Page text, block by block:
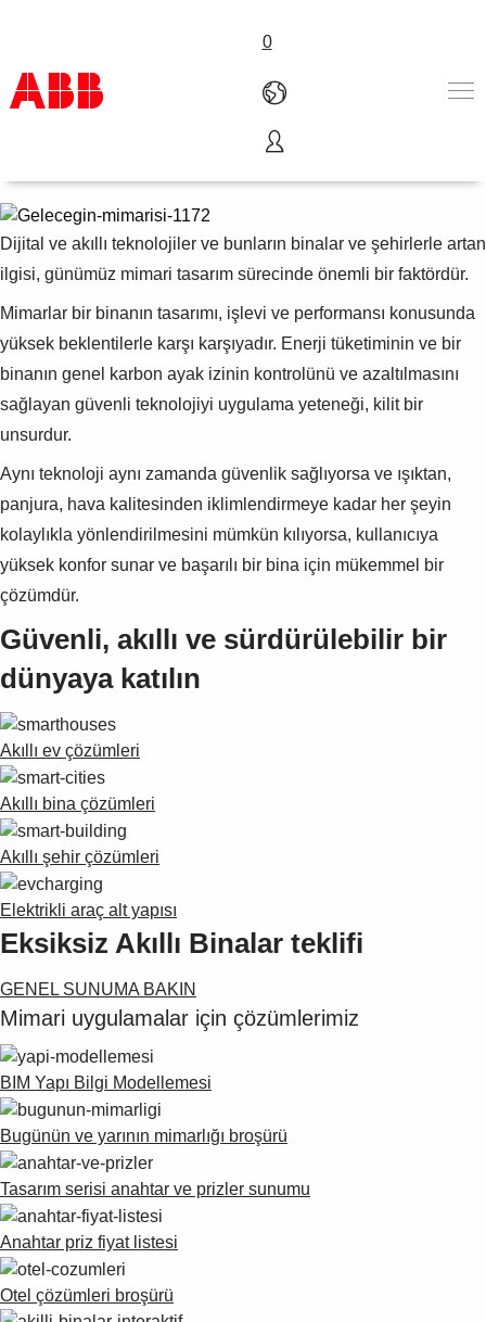
0
Ürünler ve Çözümler
Endüstriler
Satış noktaları
Bize ulaşın
Kariyer
Suggestions
Products
See more products
Shopping list preview
0
Geleceğin mimarisi
Dijital ve akıllı teknolojiler ve bunların binalar ve şehirlerle artan
ilgisi, günümüz mimari tasarım sürecinde önemli bir faktördür.
Mimarlar bir binanın tasarımı, işlevi ve performansı konusunda
yüksek beklentilerle karşı karşıyadır. Enerji tüketiminin ve bir
binanın genel karbon ayak izinin kontrolünü ve azaltılmasını
sağlayan güvenli teknolojiyi uygulama yeteneği, kilit bir
unsurdur.
Aynı teknoloji aynı zamanda güvenlik sağlıyorsa ve ışıktan,
panjura, hava kalitesinden iklimlendirmeye kadar her şeyin
kolaylıkla yönlendirilmesini mümkün kılıyorsa, kullanıcıya
yüksek konfor sunar ve başarılı bir bina için mükemmel bir
çözümdür.
Güvenli, akıllı ve sürdürülebilir bir
dünyaya katılın
Akıllı ev çözümleri
Akıllı bina çözümleri
Akıllı şehir çözümleri
Elektrikli araç alt yapısı
Eksiksiz Akıllı Binalar teklifi
GENEL SUNUMA BAKIN
Mimari uygulamalar için çözümlerimiz
BIM Yapı Bilgi Modellemesi
Bugünün ve yarının mimarlığı broşürü
Tasarım serisi anahtar ve prizler sunumu
Anahtar priz fiyat listesi
Otel çözümleri broşürü